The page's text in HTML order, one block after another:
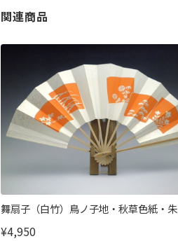
関連商品
舞扇子（白竹）鳥ノ子地・秋草色紙・朱
¥4,950